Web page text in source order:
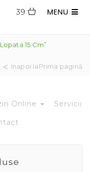
MENU
39
15 Cm”
Inapoi laPrima pagină
Online Servicii